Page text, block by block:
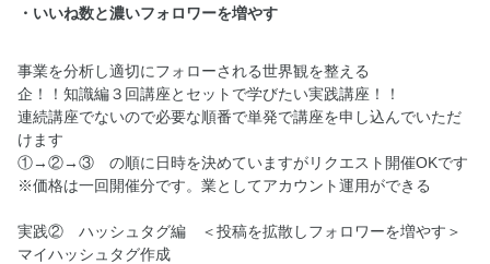
・いいね数と濃いフォロワーを増やす
事業を分析し適切にフォローされる世界観を整える
企！！知識編３回講座とセットで学びたい実践講座！！
連続講座でないので必要な順番で単発で講座を申し込んでいただ
けます
①→②→③ の順に日時を決めていますがリクエスト開催OKです
※価格は一回開催分です。業としてアカウント運用ができる
実践② ハッシュタグ編 ＜投稿を拡散しフォロワーを増やす＞
マイハッシュタグ作成